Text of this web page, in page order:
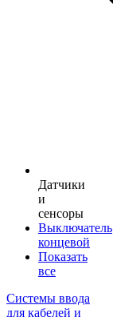
Датчики
и
сенсоры
Выключатель
концевой
Показать
все
Системы ввода
для кабелей и